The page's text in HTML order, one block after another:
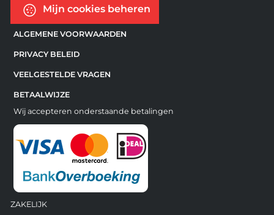
Mijn cookies beheren
ALGEMENE VOORWAARDEN
PRIVACY BELEID
VEELGESTELDE VRAGEN
BETAALWIJZE
Wij accepteren onderstaande betalingen
ZAKELIJK